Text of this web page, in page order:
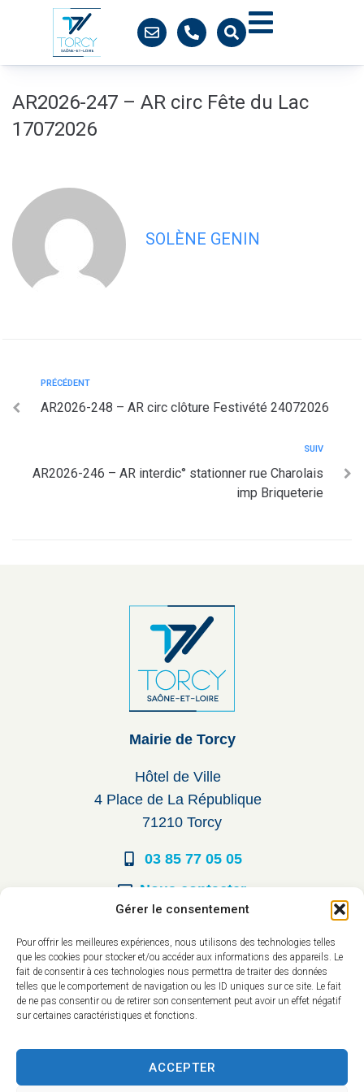
Gérer le consentement
Pour offrir les meilleures expériences, nous utilisons des technologies telles
que les cookies pour stocker et/ou accéder aux informations des appareils. Le
fait de consentir à ces technologies nous permettra de traiter des données
telles que le comportement de navigation ou les ID uniques sur ce site. Le fait
de ne pas consentir ou de retirer son consentement peut avoir un effet négatif
sur certaines caractéristiques et fonctions.
ACCEPTER
AR2026-247 – AR circ Fête du Lac
17072026
SOLÈNE GENIN
PRÉCÉDENT
AR2026-248 – AR circ clôture Festivété 24072026
SUIV
AR2026-246 – AR interdic° stationner rue Charolais
imp Briqueterie
Mairie de Torcy
Hôtel de Ville
4 Place de La République
71210 Torcy
03 85 77 05 05
Nous contacter
Du lundi au vendredi :
8h30 à 12h00